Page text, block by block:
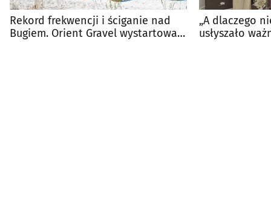
Rekord frekwencji i ściganie nad
Bugiem. Orient Gravel wystartował
„A dlaczego
usłyszało